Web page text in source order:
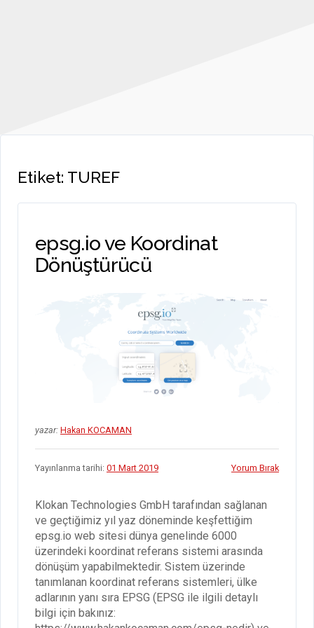
Etiket: TUREF
epsg.io ve Koordinat
Dönüştürücü
yazar: Hakan KOCAMAN
Yayınlanma tarihi: 01 Mart 2019 Yorum Bırak
Klokan Technologies GmbH tarafından sağlanan
ve geçtiğimiz yıl yaz döneminde keşfettiğim
epsg.io web sitesi dünya genelinde 6000
üzerindeki koordinat referans sistemi arasında
dönüşüm yapabilmektedir. Sistem üzerinde
tanımlanan koordinat referans sistemleri, ülke
adlarının yanı sıra EPSG (EPSG ile ilgili detaylı
bilgi için bakınız: